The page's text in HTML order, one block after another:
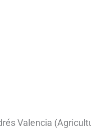
Valencia